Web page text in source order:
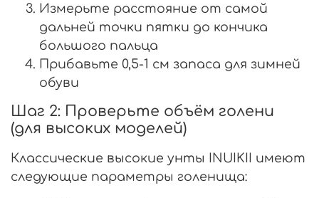
Измерьте расстояние от самой
дальней точки пятки до кончика
большого пальца
Прибавьте 0,5-1 см запаса для зимней
обуви
Шаг 2: Проверьте объём голени
(для высоких моделей)
Классические высокие унты INUIKII имеют
следующие параметры голенища: